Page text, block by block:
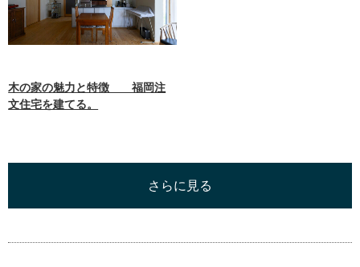
木の家の魅力と特徴 福岡注
文住宅を建てる。
さらに見る